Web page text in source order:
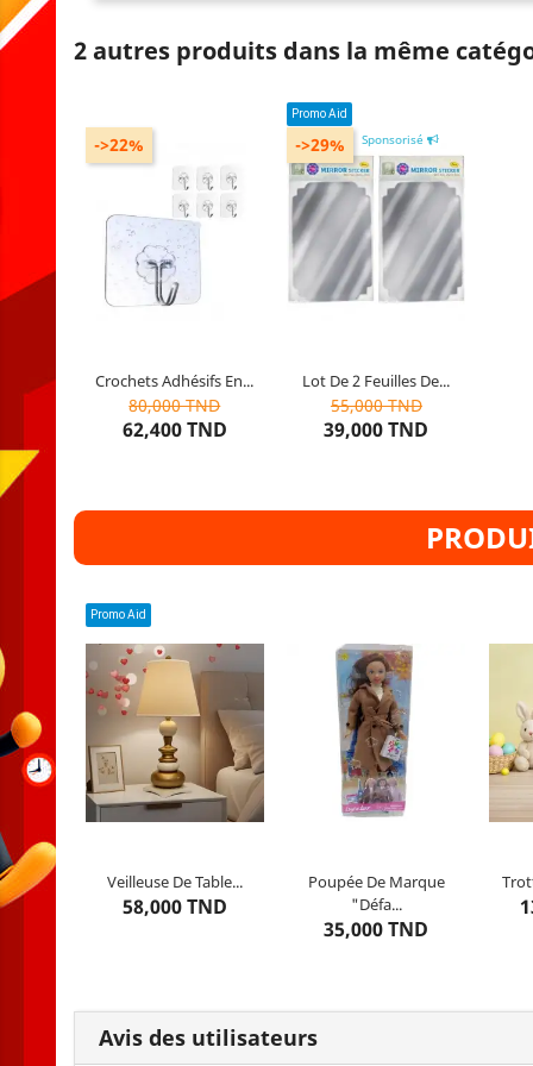
2 autres produits dans la même
Crochets Adhésifs En...
80,000 TND
62,400 TND
->22%
Propriété : adhésifs
Contenu de l’emballage : Lot
de 50 crochets
Couleur : Transparent
Dernierarticle restant
Promo Aid
Sponsorisé
Lot De 2 Feuilles De...
55,000 TND
39,000 TND
->29%
6articles restants
Promo Aid
Veilleuse De Table...
58,000 TND
Couleur : Beige
Dernierarticle restant
Poupée De Marque
"Défa...
35,000 TND
Matière : Plastique
Âges : à partir de 3 ans
Dernierarticle restant
Avis des utilisateurs